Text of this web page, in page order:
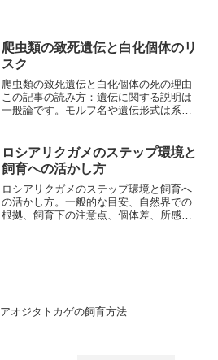
爬虫類の致死遺伝と白化個体のリ
スク
爬虫類の致死遺伝と白化個体の死の理由
この記事の読み方：遺伝に関する説明は
一般論です。モルフ名や遺伝形式は系
ロシアリクガメのステップ環境と
飼育への活かし方
ロシアリクガメのステップ環境と飼育へ
の活かし方。一般的な目安、自然界での
根拠、飼育下の注意点、個体差、所感を
アオジタトカゲの飼育方法